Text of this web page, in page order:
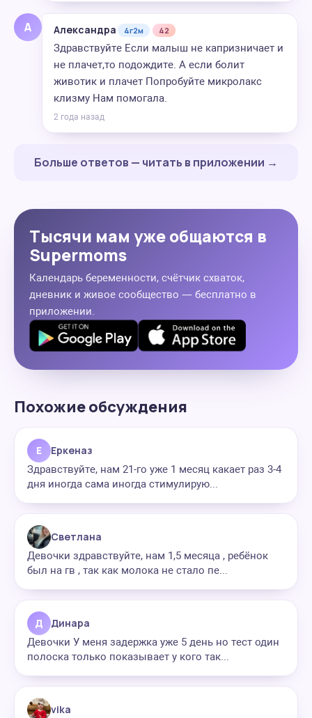
А Александра 4г2м 42
Здравствуйте Если малыш не капризничает и
не плачет,то подождите. А если болит
животик и плачет Попробуйте микролакс
клизму Нам помогала.
2 года назад
Больше ответов — читать в приложении →
Тысячи мам уже общаются в
Supermoms
Календарь беременности, счётчик схваток,
дневник и живое сообщество — бесплатно в
приложении.
Похожие обсуждения
Е Еркеназ
Здравствуйте, нам 21-го уже 1 месяц какает раз 3-4
дня иногда сама иногда стимулирую...
Светлана
Девочки здравствуйте, нам 1,5 месяца , ребёнок
был на гв , так как молока не стало пе...
Д Динара
Девочки У меня задержка уже 5 день но тест один
полоска только показывает у кого так...
vika